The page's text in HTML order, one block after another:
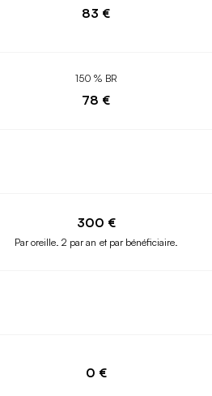
83 €
150 % BR
78 €
300 €
Par oreille. 2 par an et par bénéficiaire.
0 €